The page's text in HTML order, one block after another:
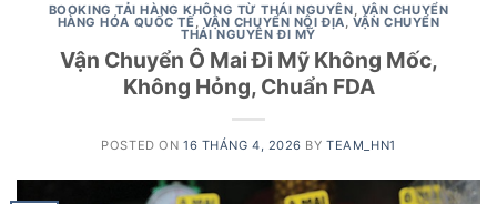
BOOKING TẢI HÀNG KHÔNG TỪ THÁI NGUYÊN VẬN CHUYỂN
HÀNG HÓA QUỐC TẾ VẬN CHUYỂN NỘI ĐỊA VẬN CHUYỂN
THÁI NGUYÊN ĐI MỸ
Vận Chuyển Ô Mai Đi Mỹ Không Mốc,
Không Hỏng, Chuẩn FDA
POSTED ON 16 THÁNG 4, 2026 BYTEAM_HN1